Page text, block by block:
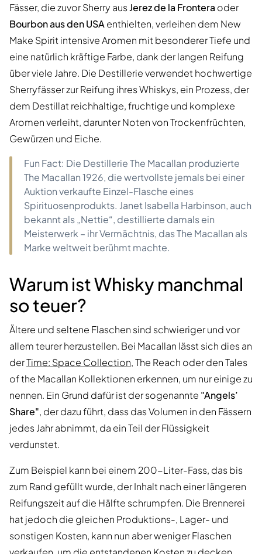
Fässer, die zuvor Sherry ausJerez de la Frontera oder
Bourbon aus den USA enthielten, verleihen dem New
Make Spirit intensive Aromen mit besonderer Tiefe und
eine natürlich kräftige Farbe, dank der langen Reifung
über viele Jahre. Die Destillerie verwendet hochwertige
Sherryfässer zur Reifung ihres Whiskys, ein Prozess, der
dem Destillat reichhaltige, fruchtige und komplexe
Aromen verleiht, darunter Noten von Trockenfrüchten,
Gewürzen und Eiche.
Fun Fact: Die Destillerie The Macallan produzierte
The Macallan 1926, die wertvollste jemals bei einer
Auktion verkaufte Einzel-Flasche eines
Spirituosenprodukts. Janet Isabella Harbinson, auch
bekannt als „Nettie“, destillierte damals ein
Meisterwerk – ihr Vermächtnis, das The Macallan als
Marke weltweit berühmt machte.
Warum ist Whisky manchmal
so teuer?
Ältere und seltene Flaschen sind schwieriger und vor
allem teurer herzustellen. Bei Macallan lässt sich dies an
derTime: Space Collection, The Reach oder den Tales
of the Macallan Kollektionen erkennen, um nur einige zu
nennen. Ein Grund dafür ist der sogenannte "Angels’
Share", der dazu führt, dass das Volumen in den Fässern
jedes Jahr abnimmt, da ein Teil der Flüssigkeit
verdunstet.
Zum Beispiel kann bei einem 200-Liter-Fass, das bis
zum Rand gefüllt wurde, der Inhalt nach einer längeren
Reifungszeit auf die Hälfte schrumpfen. Die Brennerei
hat jedoch die gleichen Produktions-, Lager- und
sonstigen Kosten, kann nun aber weniger Flaschen